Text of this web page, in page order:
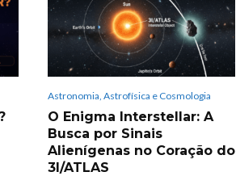
Astronomia, Astrofísica e Cosmologia
O Enigma Interstellar: A
Busca por Sinais
Alienígenas no Coração do
3I/ATLAS